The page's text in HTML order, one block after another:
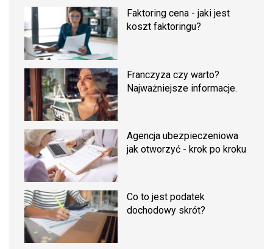
Faktoring cena - jaki jest
koszt faktoringu?
Franczyza czy warto?
Najważniejsze informacje.
Agencja ubezpieczeniowa
jak otworzyć - krok po kroku
Co to jest podatek
dochodowy skrót?